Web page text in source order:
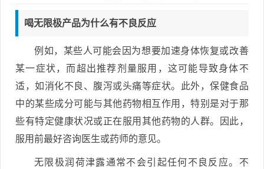
喝无限极产品为什么有不良反应
例如，某些人可能会因为想要加速身体恢复或改善
某一症状，而超出推荐剂量服用，这可能导致身体不
适，如消化不良、腹泻或头痛等症状。此外，保健食品
中的某些成分可能与其他药物相互作用，特别是对于那
些有特定健康状况或正在服用其他药物的人群。因此，
服用前最好咨询医生或药师的意见。
无限极润荷津露通常不会引起任何不良反应。不